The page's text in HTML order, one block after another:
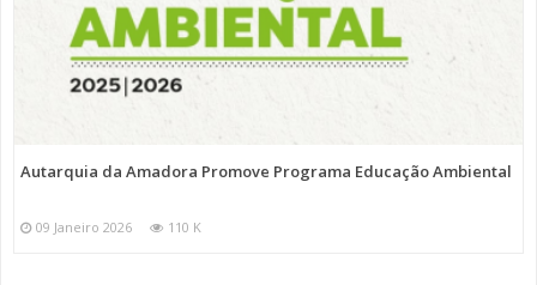
Autarquia da Amadora Promove Programa Educação Ambiental
09 Janeiro 2026 110 K